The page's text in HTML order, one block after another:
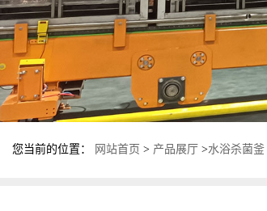
您当前的位置： 网站首页 > 产品展厅 >水浴杀菌釜